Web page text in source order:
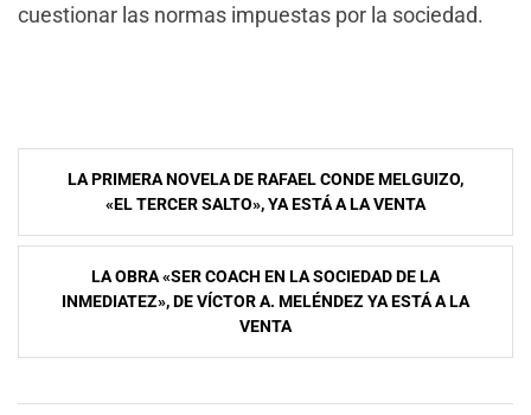
cuestionar las normas impuestas por la sociedad.
Navegación
entradas
LA PRIMERA NOVELA DE RAFAEL CONDE MELGUIZO,
«EL TERCER SALTO», YA ESTÁ A LA VENTA
LA OBRA «SER COACH EN LA SOCIEDAD DE LA
INMEDIATEZ», DE VÍCTOR A. MELÉNDEZ YA ESTÁ A LA
VENTA